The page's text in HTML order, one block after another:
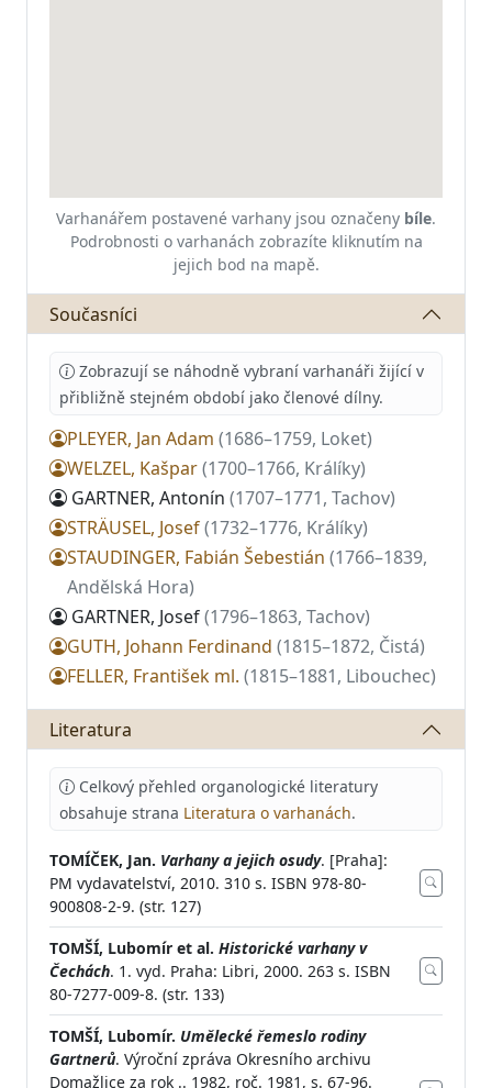
Varhanářem postavené varhany jsou označeny bíle.
Podrobnosti o varhanách zobrazíte kliknutím na
jejich bod na mapě.
Současníci
Zobrazují se náhodně vybraní varhanáři žijící v
přibližně stejném období jako členové dílny.
PLEYER, Jan Adam (1686–1759, Loket)
WELZEL, Kašpar(1700–1766, Králíky)
GARTNER, Antonín (1707–1771, Tachov)
STRÄUSEL, Josef(1732–1776, Králíky)
STAUDINGER, Fabián Šebestián (1766–1839,
Andělská Hora)
GARTNER, Josef(1796–1863, Tachov)
GUTH, Johann Ferdinand (1815–1872, Čistá)
FELLER, František ml. (1815–1881, Libouchec)
Literatura
Celkový přehled organologické literatury
obsahuje strana Literatura o varhanách.
TOMÍČEK, Jan. Varhany a jejich osudy. [Praha]:
PM vydavatelství, 2010. 310 s. ISBN 978-80-
900808-2-9. (str. 127)
TOMŠÍ, Lubomír et al. Historické varhany v
Čechách. 1. vyd. Praha: Libri, 2000. 263 s. ISBN
80-7277-009-8. (str. 133)
TOMŠÍ, Lubomír. Umělecké řemeslo rodiny
Gartnerů. Výroční zpráva Okresního archivu
Domažlice za rok .. 1982, roč. 1981, s. 67-96.